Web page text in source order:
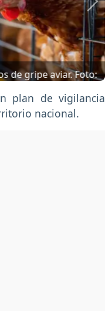
de gripe aviar. Foto:
plan de vigilancia
nacional.